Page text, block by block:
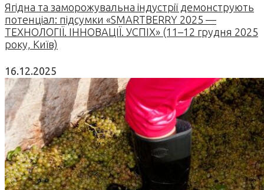
Ягідна та заморожувальна індустрії демонструють
потенціал: підсумки «SMARTBERRY 2025 —
ТЕХНОЛОГІЇ. ІННОВАЦІЇ. УСПІХ» (11–12 грудня 2025
року, Київ)
16.12.2025